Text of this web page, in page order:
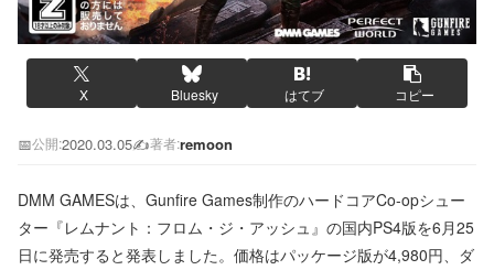
X Bluesky はてブ コピー
📅公開:2020.03.05✍️著者:remoon
DMM GAMESは、Gunfire Games制作のハードコアCo-opシュー
ター『レムナント：フロム・ジ・アッシュ』の国内PS4版を6月25
日に発売すると発表しました。価格はパッケージ版が4,980円、ダ